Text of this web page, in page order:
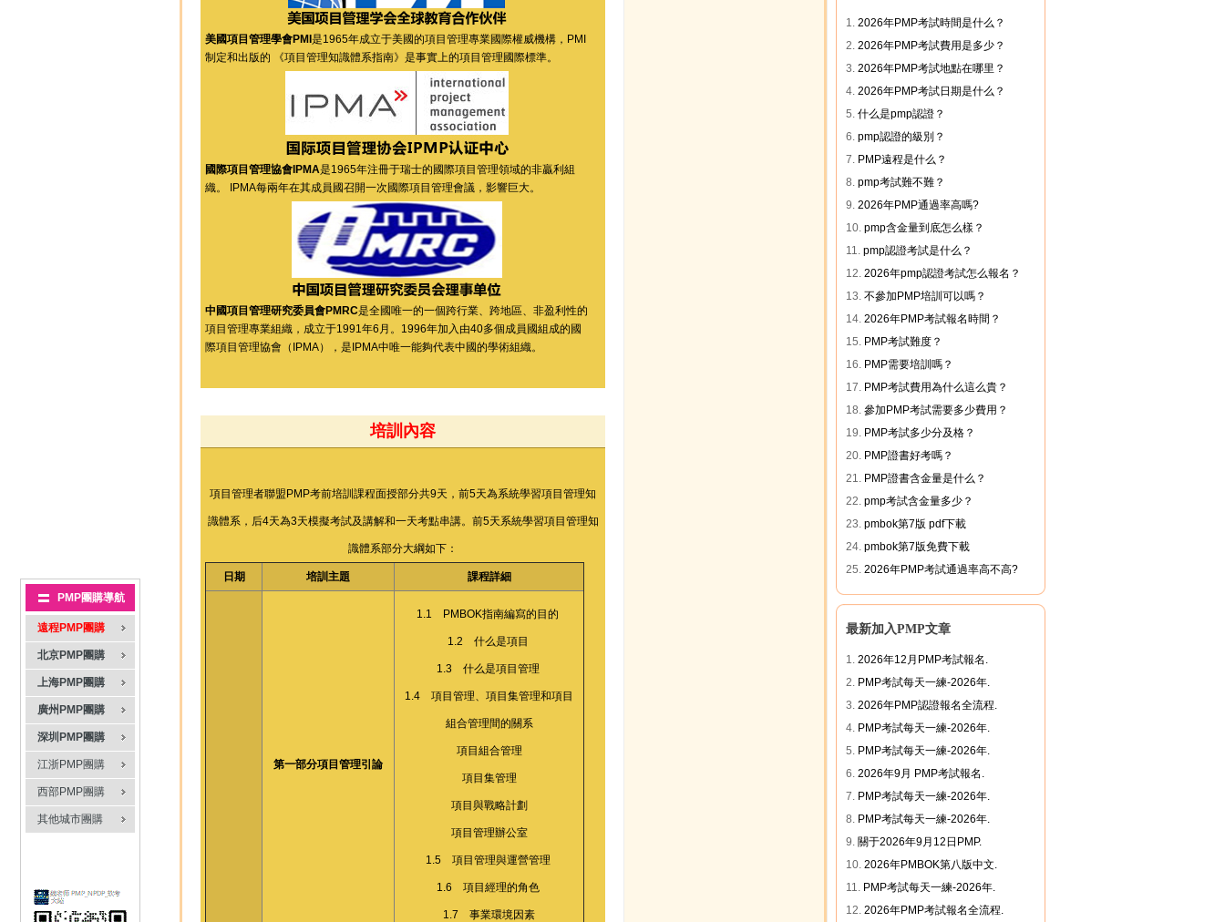
美國項目管理學會PMI 是1965年成立于美國的項目管理專業國際權威機構，PMI
制定和出版的 《項目管理知識體系指南》是事實上的項目管理國際標準。
國際項目管理協會IPMA是1965年注冊于瑞士的國際項目管理領域的非贏利組
織。 IPMA每兩年在其成員國召開一次國際項目管理會議，影響巨大。
中國項目管理研究委員會PMRC是全國唯一的一個跨行業、跨地區、非盈利性的
項目管理專業組織，成立于1991年6月。1996年加入由40多個成員國組成的國
際項目管理協會（IPMA），是IPMA中唯一能夠代表中國的學術組織。
培訓內容
項目管理者聯盟PMP考前培訓課程面授部分共9天，前5天為系統學習項目管理知
識體系，后4天為3天模擬考試及講解和一天考點串講。前5天系統學習項目管理知
識體系部分大綱如下：
日期 培訓主題 課程詳細
第一部分項目管理引論
1.1 PMBOK指南編寫的目的
1.2 什么是項目
1.3 什么是項目管理
1.4 項目管理、項目集管理和項目
組合管理間的關系
項目組合管理
項目集管理
項目與戰略計劃
項目管理辦公室
1.5 項目管理與運營管理
1.6 項目經理的角色
1.7 事業環境因素
1. 2026年PMP考試時間是什么？
2. 2026年PMP考試費用是多少？
3. 2026年PMP考試地點在哪里？
4. 2026年PMP考試日期是什么？
5. 什么是pmp認證？
6. pmp認證的級別？
7. PMP遠程是什么？
8. pmp考試難不難？
9. 2026年PMP通過率高嗎?
10. pmp含金量到底怎么樣？
11. pmp認證考試是什么？
12. 2026年pmp認證考試怎么報名？
13. 不參加PMP培訓可以嗎？
14. 2026年PMP考試報名時間？
15. PMP考試難度？
16. PMP需要培訓嗎？
17. PMP考試費用為什么這么貴？
18. 參加PMP考試需要多少費用？
19. PMP考試多少分及格？
20. PMP證書好考嗎？
21. PMP證書含金量是什么？
22. pmp考試含金量多少？
23. pmbok第7版 pdf下載
24. pmbok第7版免費下載
25. 2026年PMP考試通過率高不高?
最新加入PMP文章
1. 2026年12月PMP考試報名.
2. PMP考試每天一練-2026年.
3. 2026年PMP認證報名全流程.
4. PMP考試每天一練-2026年.
5. PMP考試每天一練-2026年.
6. 2026年9月 PMP考試報名.
7. PMP考試每天一練-2026年.
8. PMP考試每天一練-2026年.
9. 關于2026年9月12日PMP.
10. 2026年PMBOK第八版中文.
11. PMP考試每天一練-2026年.
12. 2026年PMP考試報名全流程.
PMP團購導航
遠程PMP團購
北京PMP團購
上海PMP團購
廣州PMP團購
深圳PMP團購
江浙PMP團購
西部PMP團購
其他城市團購